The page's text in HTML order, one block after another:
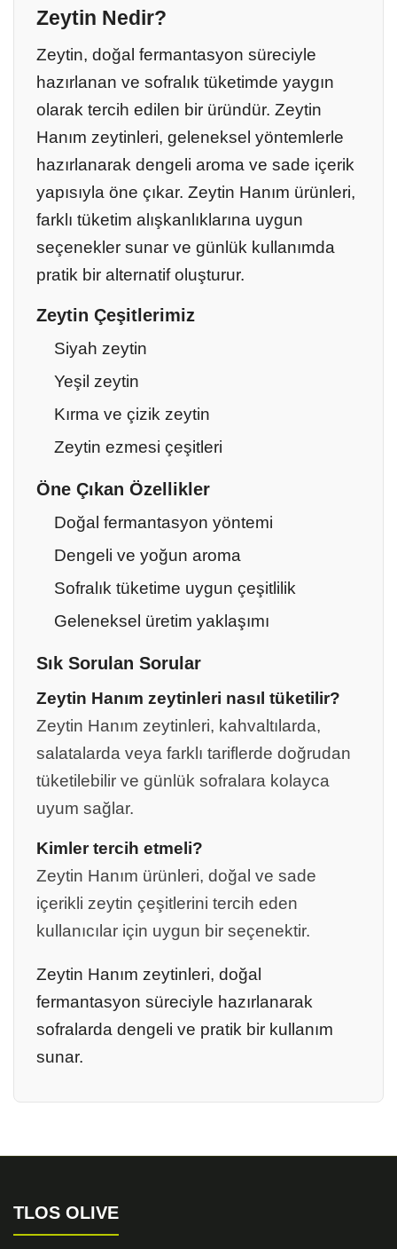
Zeytin Nedir?
Zeytin, doğal fermantasyon süreciyle
hazırlanan ve sofralık tüketimde yaygın
olarak tercih edilen bir üründür. Zeytin
Hanım zeytinleri, geleneksel yöntemlerle
hazırlanarak dengeli aroma ve sade içerik
yapısıyla öne çıkar. Zeytin Hanım ürünleri,
farklı tüketim alışkanlıklarına uygun
seçenekler sunar ve günlük kullanımda
pratik bir alternatif oluşturur.
Zeytin Çeşitlerimiz
Siyah zeytin
Yeşil zeytin
Kırma ve çizik zeytin
Zeytin ezmesi çeşitleri
Öne Çıkan Özellikler
Doğal fermantasyon yöntemi
Dengeli ve yoğun aroma
Sofralık tüketime uygun çeşitlilik
Geleneksel üretim yaklaşımı
Sık Sorulan Sorular
Zeytin Hanım zeytinleri nasıl tüketilir?
Zeytin Hanım zeytinleri, kahvaltılarda,
salatalarda veya farklı tariflerde doğrudan
tüketilebilir ve günlük sofralara kolayca
uyum sağlar.
Kimler tercih etmeli?
Zeytin Hanım ürünleri, doğal ve sade
içerikli zeytin çeşitlerini tercih eden
kullanıcılar için uygun bir seçenektir.
Zeytin Hanım zeytinleri, doğal
fermantasyon süreciyle hazırlanarak
sofralarda dengeli ve pratik bir kullanım
sunar.
TLOS OLIVE